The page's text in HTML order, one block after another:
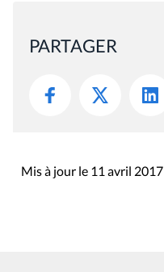
PARTAGER
Mis à jour le 11 avril 2017